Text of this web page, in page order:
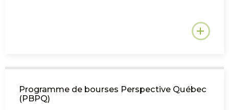
Programme de bourses Perspective Québec
(PBPQ)